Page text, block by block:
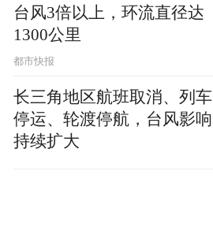
台风3倍以上，环流直径达
1300公里
都市快报
长三角地区航班取消、列车
停运、轮渡停航，台风影响
持续扩大